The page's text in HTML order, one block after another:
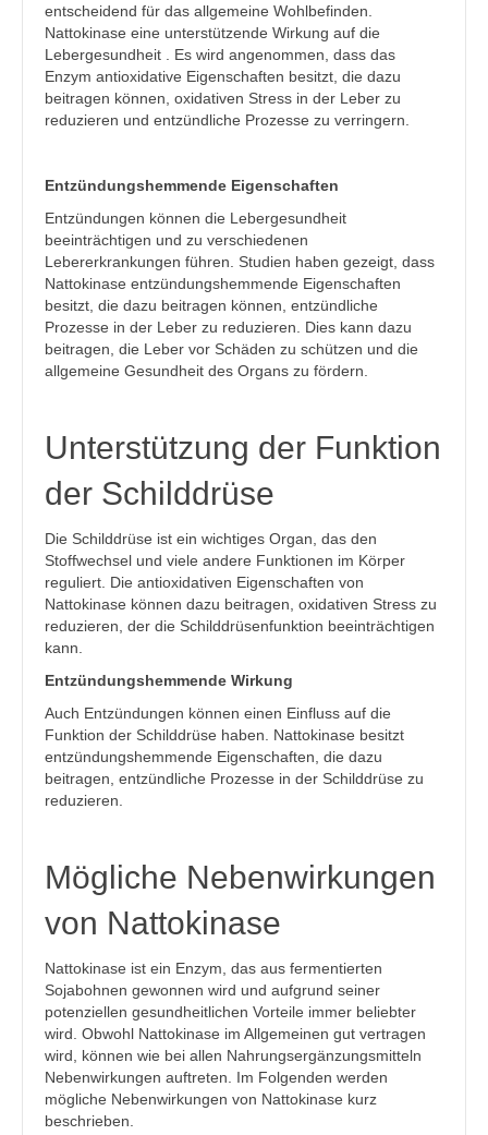
entscheidend für das allgemeine Wohlbefinden.
Nattokinase eine unterstützende Wirkung auf die
Lebergesundheit . Es wird angenommen, dass das
Enzym antioxidative Eigenschaften besitzt, die dazu
beitragen können, oxidativen Stress in der Leber zu
reduzieren und entzündliche Prozesse zu verringern.
Entzündungshemmende Eigenschaften
Entzündungen können die Lebergesundheit
beeinträchtigen und zu verschiedenen
Lebererkrankungen führen. Studien haben gezeigt, dass
Nattokinase entzündungshemmende Eigenschaften
besitzt, die dazu beitragen können, entzündliche
Prozesse in der Leber zu reduzieren. Dies kann dazu
beitragen, die Leber vor Schäden zu schützen und die
allgemeine Gesundheit des Organs zu fördern.
Unterstützung der Funktion
der Schilddrüse
Die Schilddrüse ist ein wichtiges Organ, das den
Stoffwechsel und viele andere Funktionen im Körper
reguliert. Die antioxidativen Eigenschaften von
Nattokinase können dazu beitragen, oxidativen Stress zu
reduzieren, der die Schilddrüsenfunktion beeinträchtigen
kann.
Entzündungshemmende Wirkung
Auch Entzündungen können einen Einfluss auf die
Funktion der Schilddrüse haben. Nattokinase besitzt
entzündungshemmende Eigenschaften, die dazu
beitragen, entzündliche Prozesse in der Schilddrüse zu
reduzieren.
Mögliche Nebenwirkungen
von Nattokinase
Nattokinase ist ein Enzym, das aus fermentierten
Sojabohnen gewonnen wird und aufgrund seiner
potenziellen gesundheitlichen Vorteile immer beliebter
wird. Obwohl Nattokinase im Allgemeinen gut vertragen
wird, können wie bei allen Nahrungsergänzungsmitteln
Nebenwirkungen auftreten. Im Folgenden werden
mögliche Nebenwirkungen von Nattokinase kurz
beschrieben.